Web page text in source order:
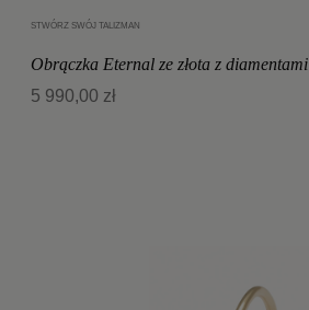
STWÓRZ SWÓJ TALIZMAN
Obrączka Eternal ze złota z diamentami
5 990,00 zł